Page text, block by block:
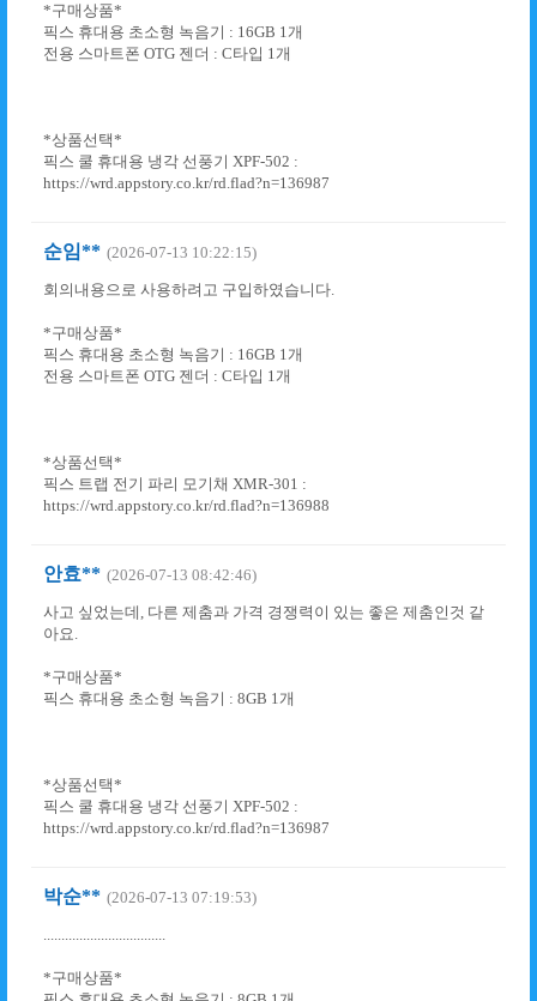
*구매상품*
픽스 휴대용 초소형 녹음기 : 16GB 1개
전용 스마트폰 OTG 젠더 : C타입 1개
*상품선택*
픽스 쿨 휴대용 냉각 선풍기 XPF-502 :
https://wrd.appstory.co.kr/rd.flad?n=136987
순임** (2026-07-13 10:22:15)
회의내용으로 사용하려고 구입하였습니다.
*구매상품*
픽스 휴대용 초소형 녹음기 : 16GB 1개
전용 스마트폰 OTG 젠더 : C타입 1개
*상품선택*
픽스 트랩 전기 파리 모기채 XMR-301 :
https://wrd.appstory.co.kr/rd.flad?n=136988
안효** (2026-07-13 08:42:46)
사고 싶었는데, 다른 제춤과 가격 경쟁력이 있는 좋은 제춤인것 같
아요.
*구매상품*
픽스 휴대용 초소형 녹음기 : 8GB 1개
*상품선택*
픽스 쿨 휴대용 냉각 선풍기 XPF-502 :
https://wrd.appstory.co.kr/rd.flad?n=136987
박순** (2026-07-13 07:19:53)
..................................
*구매상품*